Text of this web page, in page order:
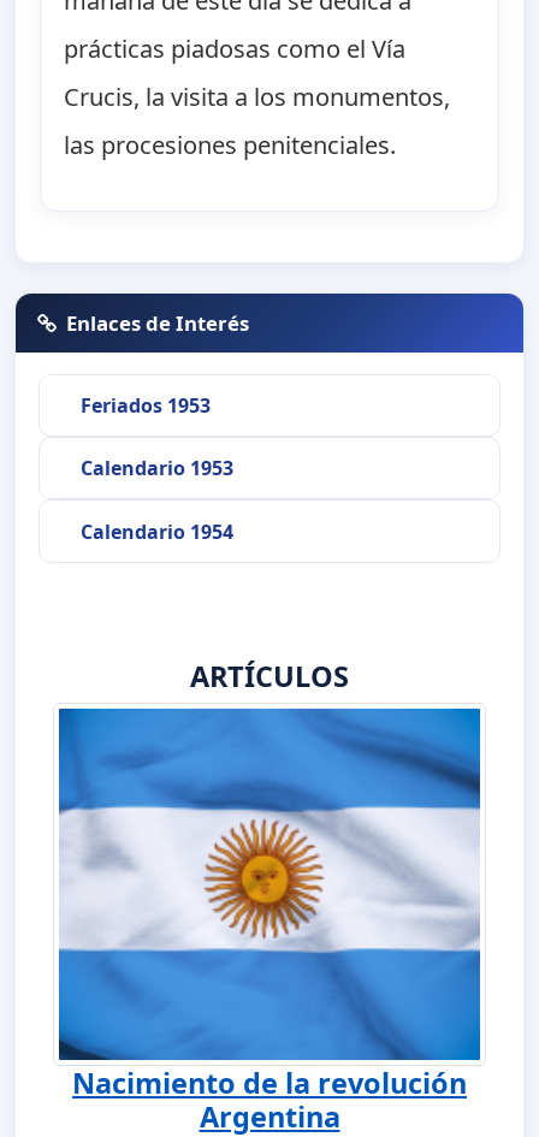
prácticas piadosas como el Vía
Crucis, la visita a los monumentos,
las procesiones penitenciales.
Enlaces de Interés
Feriados 1953
Calendario 1953
Calendario 1954
ARTÍCULOS
Nacimiento de la revolución
Argentina